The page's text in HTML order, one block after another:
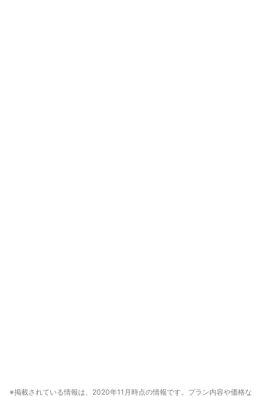
※掲載されている情報は、2020年11月時点の情報です。プラン内容や価格な